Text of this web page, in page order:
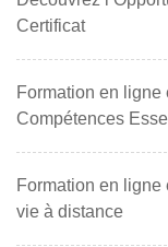
Certificat
Formation en ligne
Compétences
Formation en ligne
vie à distance